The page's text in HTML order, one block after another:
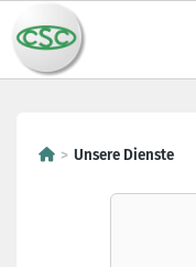
Unsere Dienste